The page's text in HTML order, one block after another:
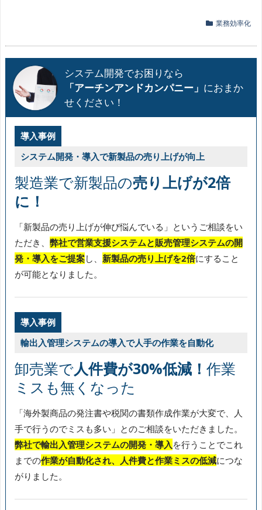
業務効率化
システム開発でお困りなら
「アーチンアンドカンパニー」 におまか
せください！
導入事例
システム開発・導入で新製品の売り上げが向上
製造業で新製品の売り上げが2倍
に！
「新製品の売り上げが伸び悩んでいる」というご相談をい
ただき、 弊社で営業支援システムと販売管理システムの開
発・導入をご提案し、 新製品の売り上げを2倍にすること
が可能となりました。
導入事例
輸出入管理システムの導入で人手の作業を自動化
卸売業で人件費が30%低減！ 作業
ミスも無くなった
「海外製商品の発注書や税関の書類作成作業が大変で、人
手で行うのでミスも多い」とのご相談をいただきました。
弊社で輸出入管理システムの開発・導入 を行うことでこれ
までの作業が自動化され、人件費と作業ミスの低減につな
がりました。